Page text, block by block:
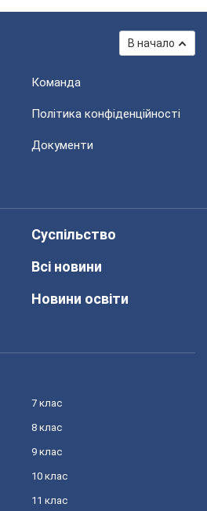
В начало
Команда
Політика конфіденційності
Документи
Суспільство
Всі новини
Новини освіти
7 клас
8 клас
9 клас
10 клас
11 клас